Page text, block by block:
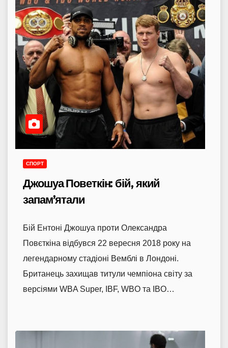
СПОРТ
Джошуа Поветкін: бій, який
запам’ятали
Бій Ентоні Джошуа проти Олександра
Повєткіна відбувся 22 вересня 2018 року на
легендарному стадіоні Вемблі в Лондоні.
Британець захищав титули чемпіона світу за
версіями WBA Super, IBF, WBO та IBO…